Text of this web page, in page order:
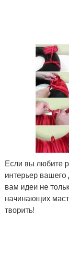
Если вы любите
интерьер
вам идеи не
начинающих
творить!